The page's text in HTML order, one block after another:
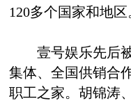
120多个国家和地区
壹号娱乐先后
集体、全国供销合
职工之家。胡锦涛